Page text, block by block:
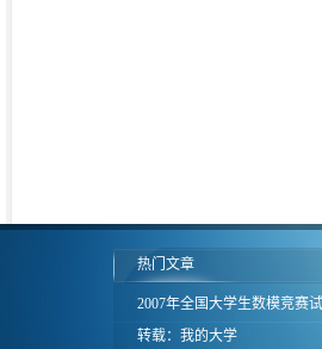
热门文章
2007年全国大学生数模竞赛
面
转载：我的大学